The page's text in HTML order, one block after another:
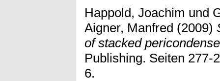
Happold, Joachim und
Aigner, Manfred (2009)
of stacked
Publishing. Seiten 277-
6.